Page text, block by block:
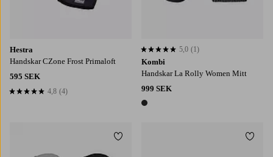
Hestra
Handskar CZone Frost Primaloft
595 SEK
4,8 baserat på 4 st betyg
4,8 (4)
Kombi
Handskar La Rolly Women Mitt
999 SEK
1 färg
5,0 baserat på 1 st betyg
5,0 (1)
Lägg till i favoriter